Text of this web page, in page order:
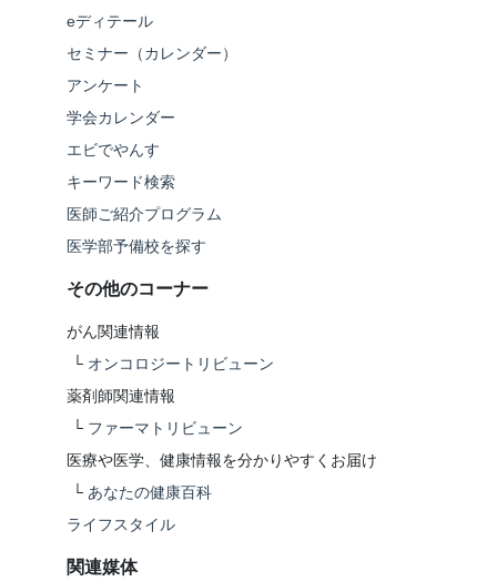
eディテール
セミナー（カレンダー）
アンケート
学会カレンダー
エビでやんす
キーワード検索
医師ご紹介プログラム
医学部予備校を探す
その他のコーナー
がん関連情報
└ オンコロジートリビューン
薬剤師関連情報
└ ファーマトリビューン
医療や医学、健康情報を分かりやすくお届け
└ あなたの健康百科
ライフスタイル
関連媒体